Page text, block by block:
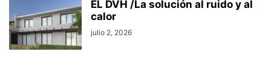
EL DVH /La solución al ruido y al
calor
julio 2, 2026